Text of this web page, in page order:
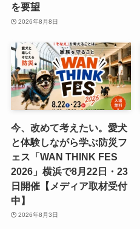
を要望
2026年8月8日
今、改めて考えたい。愛犬
と体験しながら学ぶ防災フ
ェス「WAN THINK FES
2026」横浜で8月22日・23
日開催【メディア取材受付
中】
2026年8月3日